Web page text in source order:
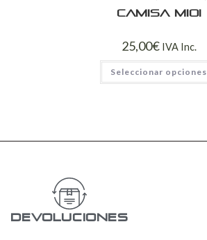
Camisa mioi
25,00€ IVA Inc.
Seleccionar opciones
Devoluciones